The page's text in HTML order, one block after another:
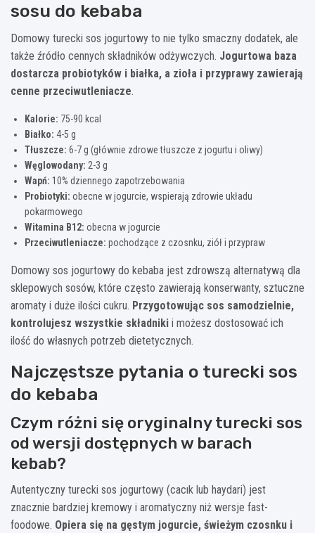
sosu do kebaba
Domowy turecki sos jogurtowy to nie tylko smaczny dodatek, ale
także źródło cennych składników odżywczych. Jogurtowa baza
dostarcza probiotyków i białka, a zioła i przyprawy zawierają
cenne przeciwutleniacze.
Kalorie: 75-90 kcal
Białko: 4-5 g
Tłuszcze: 6-7 g (głównie zdrowe tłuszcze z jogurtu i oliwy)
Węglowodany: 2-3 g
Wapń: 10% dziennego zapotrzebowania
Probiotyki: obecne w jogurcie, wspierają zdrowie układu
pokarmowego
Witamina B12: obecna w jogurcie
Przeciwutleniacze: pochodzące z czosnku, ziół i przypraw
Domowy sos jogurtowy do kebaba jest zdrowszą alternatywą dla
sklepowych sosów, które często zawierają konserwanty, sztuczne
aromaty i duże ilości cukru. Przygotowując sos samodzielnie,
kontrolujesz wszystkie składniki i możesz dostosować ich
ilość do własnych potrzeb dietetycznych.
Najczęstsze pytania o turecki sos
do kebaba
Czym różni się oryginalny turecki sos
od wersji dostępnych w barach
kebab?
Autentyczny turecki sos jogurtowy (cacık lub haydari) jest
znacznie bardziej kremowy i aromatyczny niż wersje fast-
foodowe. Opiera się na gęstym jogurcie, świeżym czosnku i